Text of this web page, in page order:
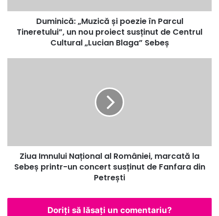
nou
susținut
Duminică: „Muzică și poezie în Parcul
Tineretului”, un nou proiect susținut de Centrul
Cultural „Lucian Blaga” Sebeș
printr-
concert
Fanfara
Ziua Imnului Național al României, marcată la
Sebeș printr-un concert susținut de Fanfara din
Petrești
Doriți să lăsați un comentariu?